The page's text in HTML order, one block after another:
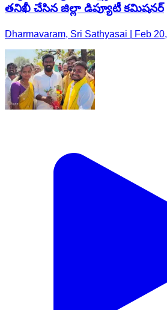
తనిఖీ చేసిన జిల్లా డిప్యూటీ కమిషనర్
Dharmavaram, Sri Sathyasai | Feb